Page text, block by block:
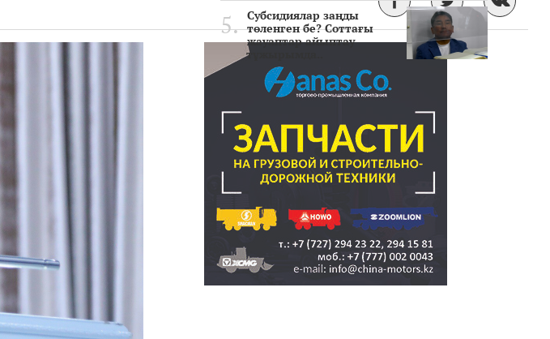
Субсидиялар заңды
төленген бе? Соттағы
жауаптар айыптау
тұжырымда..